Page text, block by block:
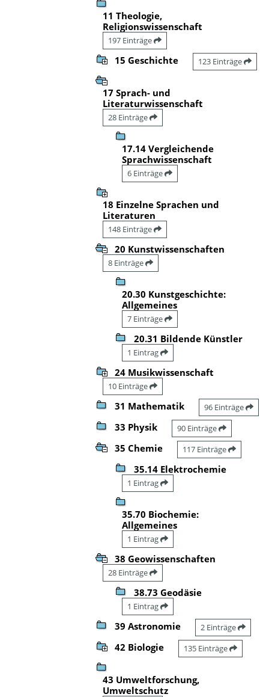
11 Theologie,
Religionswissenschaft
197 Einträge
15 Geschichte 123 Einträge
17 Sprach- und
Literaturwissenschaft
28 Einträge
17.14 Vergleichende
Sprachwissenschaft
6 Einträge
18 Einzelne Sprachen und
Literaturen
148 Einträge
20 Kunstwissenschaften
8 Einträge
20.30 Kunstgeschichte:
Allgemeines
7 Einträge
20.31 Bildende Künstler
1 Eintrag
24 Musikwissenschaft
10 Einträge
31 Mathematik 96 Einträge
33 Physik 90 Einträge
35 Chemie 117 Einträge
35.14 Elektrochemie
1 Eintrag
35.70 Biochemie:
Allgemeines
1 Eintrag
38 Geowissenschaften
28 Einträge
38.73 Geodäsie
1 Eintrag
39 Astronomie 2 Einträge
42 Biologie 135 Einträge
43 Umweltforschung,
Umweltschutz